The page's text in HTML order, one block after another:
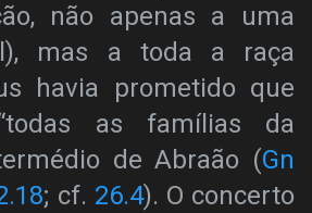
não apenas a uma
mas a toda a raça
havia prometido que
as famílias da
de Abraão (Gn
; cf. 26.4). O concerto